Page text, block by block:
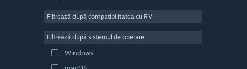
Filtrează după compatibilitatea cu RV
Filtrează după sistemul de operare
Windows